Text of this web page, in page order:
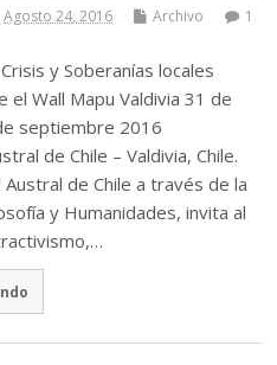
Agosto 24, 2016 Archivo
1
y Soberanías locales
el Wall Mapu Valdivia 31 de
septiembre 2016
de Chile – Valdivia, Chile.
de Chile a través de la
y Humanidades, invita al